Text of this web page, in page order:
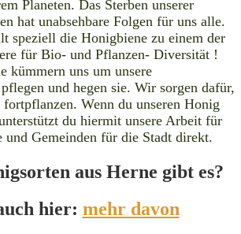
Planeten. Das Sterben unserer
hat unabsehbare Folgen für uns alle.
speziell die Honigbiene zu einem der
für Bio- und Pflanzen- Diversität !
kümmern uns um unsere
und hegen sie. Wir sorgen dafür,
fortpflanzen. Wenn du unseren Honig
du hiermit unsere Arbeit für
und Gemeinden für die Stadt direkt.
aus Herne gibt es?
hier: mehr davon